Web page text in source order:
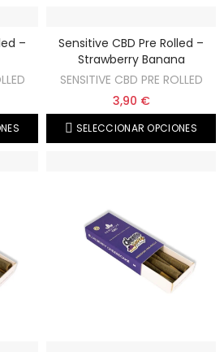
–
Sensitive CBD Pre Rolled –
Strawberry Banana
SENSITIVE CBD PRE ROLLED
3,90 €
SELECCIONAR OPCIONES